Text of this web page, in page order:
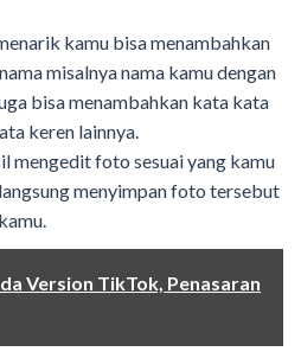
kamu bisa menambahkan
misalnya nama kamu dengan
bisa menambahkan kata kata
keren lainnya.
mengedit foto sesuai yang kamu
menyimpan foto tersebut
Version TikTok, Penasaran